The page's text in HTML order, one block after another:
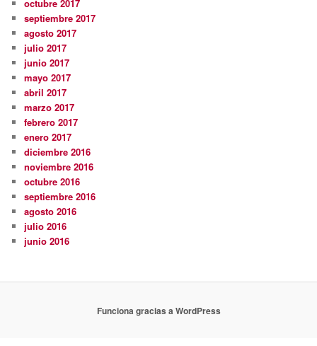
octubre 2017
septiembre 2017
agosto 2017
julio 2017
junio 2017
mayo 2017
abril 2017
marzo 2017
febrero 2017
enero 2017
diciembre 2016
noviembre 2016
octubre 2016
septiembre 2016
agosto 2016
julio 2016
junio 2016
Funciona gracias a WordPress